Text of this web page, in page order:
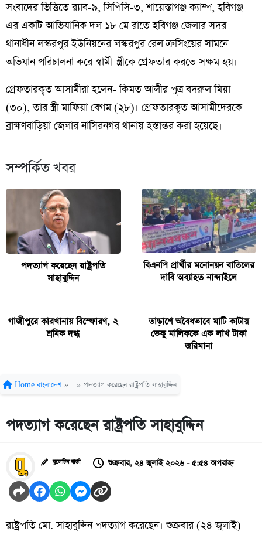
সংবাদের ভিত্তিতে র‌্যাব-৯, সিপিসি-৩, শায়েস্তাগঞ্জ ক্যাম্প, হবিগঞ্জ
এর একটি আভিযানিক দল ১৮ মে রাতে হবিগঞ্জ জেলার সদর
থানাধীন লস্করপুর ইউনিয়নের লস্করপুর রেল ক্রসিংয়ের সামনে
অভিযান পরিচালনা করে স্বামী-স্ত্রীকে গ্রেফতার করতে সক্ষম হয়।
গ্রেফতারকৃত আসামীরা হলেন- কিমত আলীর পুত্র বদরুল মিয়া
(৩০), তার স্ত্রী মাফিয়া বেগম (২৮)। গ্রেফতারকৃত আসামীদেরকে
ব্রাহ্মণবাড়িয়া জেলার নাসিরনগর থানায় হস্তান্তর করা হয়েছে।
সম্পর্কিত খবর
পদত্যাগ করেছেন রাষ্ট্রপতি
সাহাবুদ্দিন
বিএনপি প্রার্থীর মনোনয়ন বাতিলের
দাবি অব্যাহত নান্দাইলে
গাজীপুরে কারখানায় বিস্ফোরণ, ২
শ্রমিক দগ্ধ
তাড়াশে অবৈধভাবে মাটি কাটায়
ভেকু মালিককে এক লাখ টাকা
জরিমানা
Home বাংলাদেশ » » পদত্যাগ করেছেন রাষ্ট্রপতি সাহাবুদ্দিন
পদত্যাগ করেছেন রাষ্ট্রপতি সাহাবুদ্দিন
বুলেটিন বার্তা শুক্রবার, ২৪ জুলাই ২০২৬ - ৫:৫৪ অপরাহ্ন
রাষ্ট্রপতি মো. সাহাবুদ্দিন পদত্যাগ করেছেন। শুক্রবার (২৪ জুলাই)